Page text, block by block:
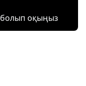
болып оқыңыз